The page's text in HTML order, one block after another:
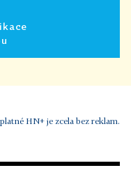
HN+ je zcela bez reklam.